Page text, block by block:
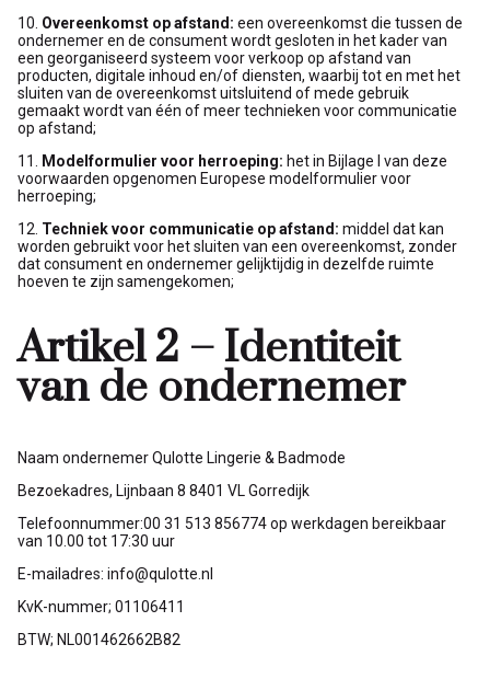
10. Overeenkomst op afstand: een overeenkomst die tussen de
ondernemer en de consument wordt gesloten in het kader van
een georganiseerd systeem voor verkoop op afstand van
producten, digitale inhoud en/of diensten, waarbij tot en met het
sluiten van de overeenkomst uitsluitend of mede gebruik
gemaakt wordt van één of meer technieken voor communicatie
op afstand;
11.
Modelformulier voor herroeping: het in Bijlage I van deze
voorwaarden opgenomen Europese modelformulier voor
herroeping;
12. Techniek voor communicatie op afstand: middel dat kan
worden gebruikt voor het sluiten van een overeenkomst, zonder
dat consument en ondernemer gelijktijdig in dezelfde ruimte
hoeven te zijn samengekomen;
Artikel 2 – Identiteit
van de ondernemer
Naam ondernemer Qulotte Lingerie & Badmode
Bezoekadres, Lijnbaan 8 8401 VL Gorredijk
Telefoonnummer:00 31 513 856774 op werkdagen bereikbaar
van 10.00 tot 17:30 uur
E-mailadres: info@qulotte.nl
KvK-nummer; 01106411
BTW; NL001462662B82